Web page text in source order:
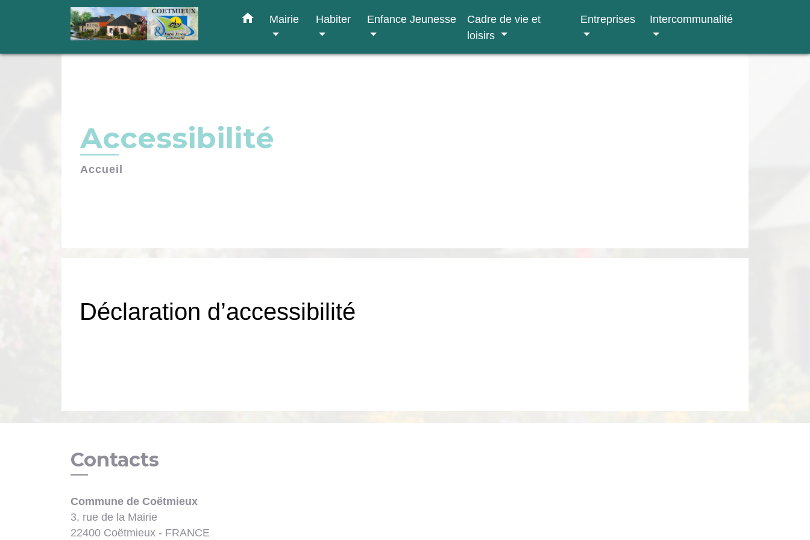
home Mairie Habiter Enfance Jeunesse
Cadre de vie et
loisirs
Entreprises Intercommunalité
Accessibilité
Accueil
Déclaration d’accessibilité
Contacts
Commune de Coëtmieux
3, rue de la Mairie
22400 Coëtmieux - FRANCE